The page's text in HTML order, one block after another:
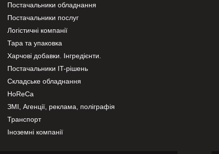
Постачальники обладнання
Постачальники послуг
Логістичні компанії
Тара та упаковка
Харчові добавки. Інгредієнти.
Постачальники IT-рішень
Складське обладнання
HoReCa
ЗМІ, Агенції, реклама, поліграфія
Транспорт
Іноземні компанії